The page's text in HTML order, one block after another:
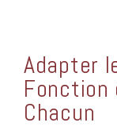
Adapter
Fonction
Chacun